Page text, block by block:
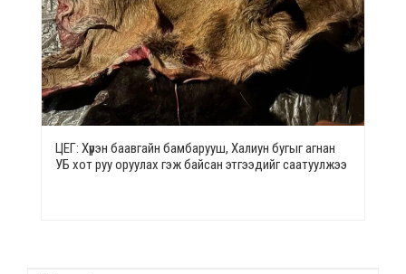
ЦЕГ: Хүрэн баавгайн бамбарууш, Халиун бугыг агнан
УБ хот руу оруулах гэж байсан этгээдийг саатуулжээ